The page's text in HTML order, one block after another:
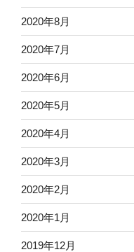
2020年8月
2020年7月
2020年6月
2020年5月
2020年4月
2020年3月
2020年2月
2020年1月
2019年12月